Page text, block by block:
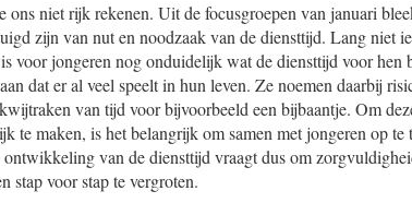
ons niet rijk rekenen. Uit de focusgroepen van januari
zijn van nut en noodzaak van de diensttijd. Lang niet
voor jongeren nog onduidelijk wat de diensttijd voor hen
dat er al veel speelt in hun leven. Ze noemen daarbij
van tijd voor bijvoorbeeld een bijbaantje. Om
te maken, is het belangrijk om samen met jongeren op
van de diensttijd vraagt dus om
stap voor stap te vergroten.